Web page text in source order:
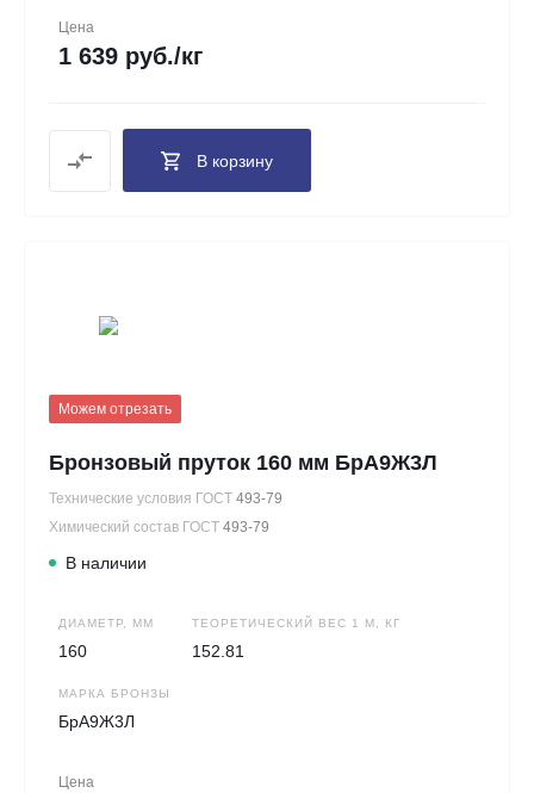
Цена
1 639 руб./кг
В корзину
Можем отрезать
Бронзовый пруток 160 мм БрА9Ж3Л
Технические условия ГОСТ 493-79
Химический состав ГОСТ 493-79
В наличии
ДИАМЕТР, ММ
160
ТЕОРЕТИЧЕСКИЙ ВЕС 1 М, КГ
152.81
МАРКА БРОНЗЫ
БрА9Ж3Л
Цена